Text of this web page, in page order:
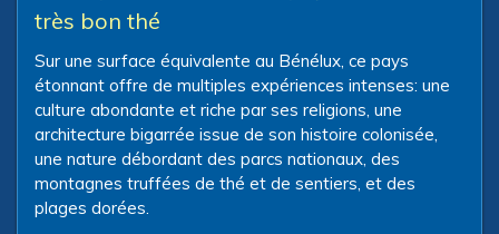
très bon thé
Sur une surface équivalente au Bénélux, ce pays
étonnant offre de multiples expériences intenses: une
culture abondante et riche par ses religions, une
architecture bigarrée issue de son histoire colonisée,
une nature débordant des parcs nationaux, des
montagnes truffées de thé et de sentiers, et des
plages dorées.